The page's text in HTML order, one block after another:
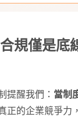
規僅是底
提醒我們： 當制
正的企業競爭力